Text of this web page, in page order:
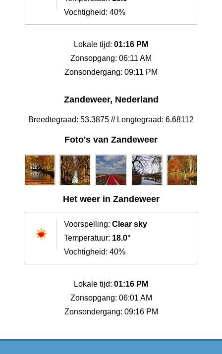
Vochtigheid: 40%
Lokale tijd: 01:16 PM
Zonsopgang: 06:11 AM
Zonsondergang: 09:11 PM
Zandeweer, Nederland
Breedtegraad: 53.3875 // Lengtegraad: 6.68112
Foto's van Zandeweer
Het weer in Zandeweer
Voorspelling: Clear sky
Temperatuur: 18.0°
Vochtigheid: 40%
Lokale tijd: 01:16 PM
Zonsopgang: 06:01 AM
Zonsondergang: 09:16 PM